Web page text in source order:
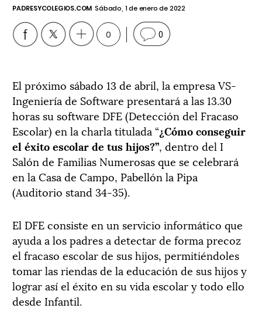
PADRESYCOLEGIOS.COM Sábado, 1 de enero de 2022
0 0
El próximo sábado 13 de abril, la empresa VS-
Ingeniería de Software presentará a las 13.30
horas su software DFE (Detección del Fracaso
Escolar) en la charla titulada “¿Cómo conseguir
el éxito escolar de tus hijos?”, dentro del I
Salón de Familias Numerosas que se celebrará
en la Casa de Campo, Pabellón la Pipa
(Auditorio stand 34-35).
El DFE consiste en un servicio informático que
ayuda a los padres a detectar de forma precoz
el fracaso escolar de sus hijos, permitiéndoles
tomar las riendas de la educación de sus hijos y
lograr así el éxito en su vida escolar y todo ello
desde Infantil.